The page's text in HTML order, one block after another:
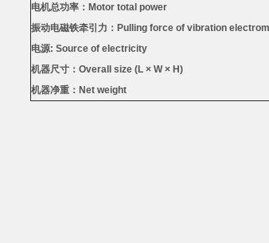
电机总功率： Motor total power
振动电磁铁牵引力： Pulling force of vibration
电源: Source of electricity
机器尺寸： Overall size (L × W× H)
机器净重： Net weight